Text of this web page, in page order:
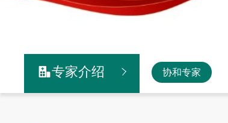
专家介绍 协和专家